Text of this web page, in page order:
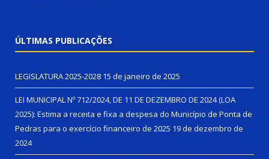
ÚLTIMAS PUBLICAÇÕES
LEGISLATURA 2025-2028 15 de janeiro de 2025
LEI MUNICIPAL Nº 712/2024, DE 11 DE DEZEMBRO DE 2024 (LOA
2025): Estima a receita e fixa a despesa do Município de Ponta de
Pedras para o exercício financeiro de 2025 19 de dezembro de
2024